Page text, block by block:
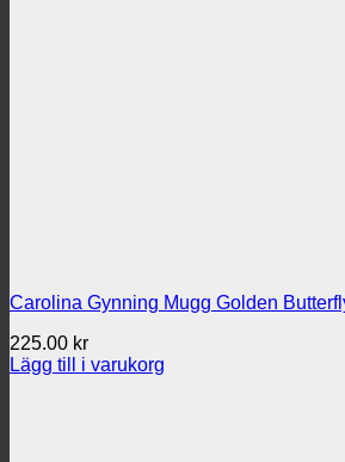
Carolina Gynning Mugg Golden
225.00 kr
Lägg till i varukorg